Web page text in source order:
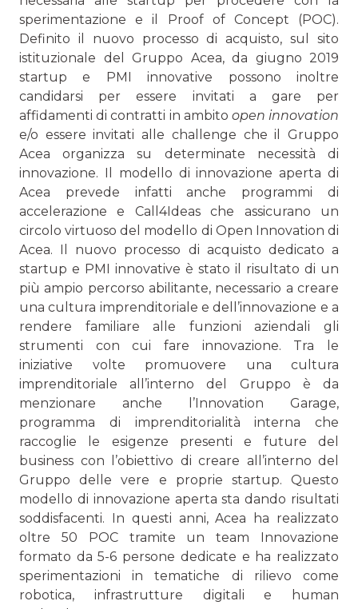
sperimentazione e il Proof of Concept (POC).
Definito il nuovo processo di acquisto, sul sito
istituzionale del Gruppo Acea, da giugno 2019
startup e PMI innovative possono inoltre
candidarsi per essere invitati a gare per
affidamenti di contratti in ambito open innovation
e/o essere invitati alle challenge che il Gruppo
Acea organizza su determinate necessità di
innovazione. Il modello di innovazione aperta di
Acea prevede infatti anche programmi di
accelerazione e Call4Ideas che assicurano un
circolo virtuoso del modello di Open Innovation di
Acea. Il nuovo processo di acquisto dedicato a
startup e PMI innovative è stato il risultato di un
più ampio percorso abilitante, necessario a creare
una cultura imprenditoriale e dell’innovazione e a
rendere familiare alle funzioni aziendali gli
strumenti con cui fare innovazione. Tra le
iniziative volte promuovere una cultura
imprenditoriale all’interno del Gruppo è da
menzionare anche l’Innovation Garage,
programma di imprenditorialità interna che
raccoglie le esigenze presenti e future del
business con l’obiettivo di creare all’interno del
Gruppo delle vere e proprie startup. Questo
modello di innovazione aperta sta dando risultati
soddisfacenti. In questi anni, Acea ha realizzato
oltre 50 POC tramite un team Innovazione
formato da 5-6 persone dedicate e ha realizzato
sperimentazioni in tematiche di rilievo come
robotica, infrastrutture digitali e human